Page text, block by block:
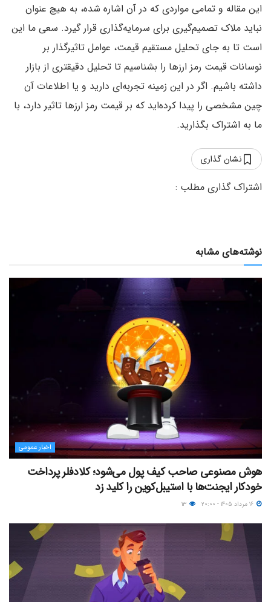
این مقاله و تمامی مواردی که در آن اشاره شده، به هیچ عنوان
نباید ملاک تصمیم‌گیری برای سرمایه‌گذاری قرار گیرد. سعی ما این
است تا به جای تحلیل مستقیم قیمت، عوامل تاثیرگذار بر
نوسانات قیمت رمز ارزها را بشناسیم تا تحلیل دقیقتری از بازار
داشته باشیم. اگر در این زمینه تجربه‌ای دارید و یا اطلاعات آن
چین مشخصی را پیدا کرده‌اید که بر قیمت رمز ارزها تاثیر دارد، با
ما به اشتراک بگذارید.
نشان گذاری
نوشته‌های مشابه
اخبار عمومی
هوش مصنوعی صاحب کیف پول می‌شود؛ کلادفلر پرداخت
خودکار ایجنت‌ها با استیبل‌کوین را کلید زد